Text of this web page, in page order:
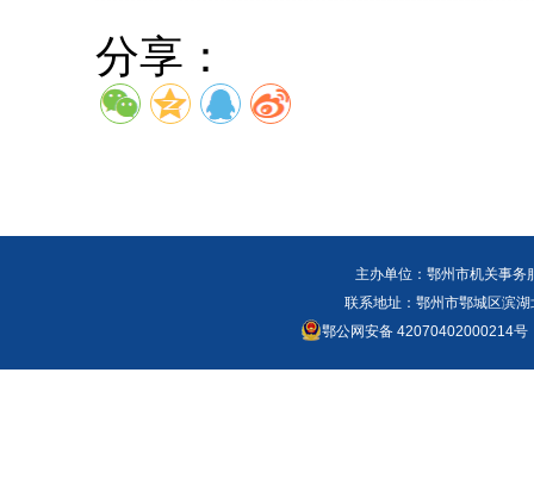
分享：
主办单位：鄂州市机关事
联系地址：鄂州市鄂城区滨
鄂公网安备 42070402000214号